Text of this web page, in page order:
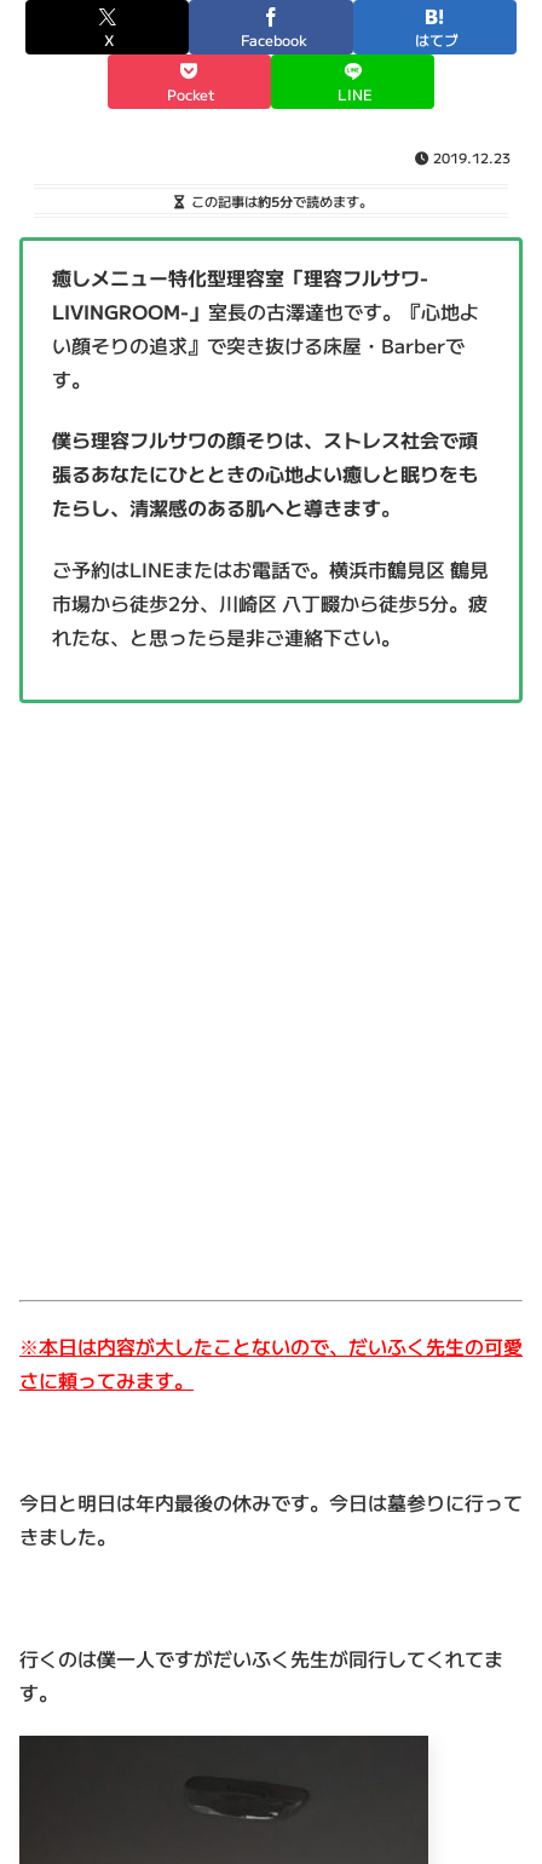
X Facebook はてブ
Pocket LINE
2019.12.23
この記事は約5分で読めます。
癒しメニュー特化型理容室「理容フルサワ-
LIVINGROOM-」 室長の古澤達也です。『心地よ
い顔そりの追求』で突き抜ける床屋・Barberで
す。
僕ら理容フルサワの顔そりは、ストレス社会で頑
張るあなたにひとときの心地よい癒しと眠りをも
たらし、清潔感のある肌へと導きます。
ご予約はLINEまたはお電話で。横浜市鶴見区 鶴見
市場から徒歩2分、川崎区 八丁畷から徒歩5分。疲
れたな、と思ったら是非ご連絡下さい。
※本日は内容が大したことないので、だいふく先生の可愛
さに頼ってみます。
今日と明日は年内最後の休みです。今日は墓参りに行って
きました。
行くのは僕一人ですがだいふく先生が同行してくれてま
す。